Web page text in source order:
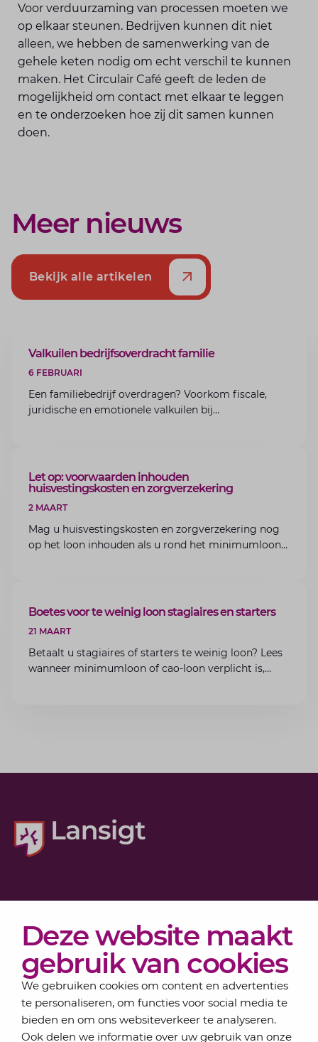
Deze website maakt
gebruik van cookies
We gebruiken cookies om content en advertenties
te personaliseren, om functies voor social media te
bieden en om ons websiteverkeer te analyseren.
Ook delen we informatie over uw gebruik van onze
Voor verduurzaming van processen moeten we
op elkaar steunen. Bedrijven kunnen dit niet
alleen, we hebben de samenwerking van de
gehele keten nodig om echt verschil te kunnen
maken. Het Circulair Café geeft de leden de
mogelijkheid om contact met elkaar te leggen
en te onderzoeken hoe zij dit samen kunnen
doen.
Meer nieuws
Bekijk alle artikelen
ARTIKEL
Valkuilen bedrijfsoverdracht familie
6 FEBRUARI
Een familiebedrijf overdragen? Voorkom fiscale,
juridische en emotionele valkuilen bij
ARTIKEL
Let op: voorwaarden inhouden
huisvestingskosten en zorgverzekering
2 MAART
Mag u huisvestingskosten en zorgverzekering nog
op het loon inhouden als u rond het minimumloon
ARTIKEL
Boetes voor te weinig loon stagiaires en starters
21 MAART
Betaalt u stagiaires of starters te weinig loon? Lees
wanneer minimumloon of cao-loon verplicht is,
Actueel
Over Lansigt
Contact
Schrijf je in voor onze nieuwsbrief